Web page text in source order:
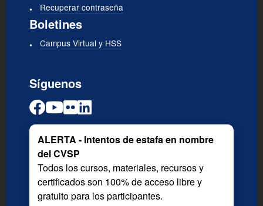
Recuperar contraseña
Boletines
Campus Virtual y HSS
Síguenos
ALERTA - Intentos de estafa en nombre
del CVSP
Todos los cursos, materiales, recursos y
certificados son 100% de acceso libre y
gratuito para los participantes.